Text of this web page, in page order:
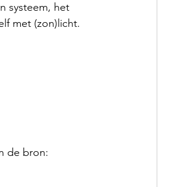
systeem, het
met (zon)licht.
de bron: